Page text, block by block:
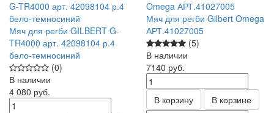
Мяч для регби GILBERT G-
TR4000 арт. 42098104 р.4
бело-темносиний
(0)
В наличии
4 080 руб.
Мяч для регби Gilbert Omega
АРТ.41027005
(5)
В наличии
7140 руб.
В корзину В корзине